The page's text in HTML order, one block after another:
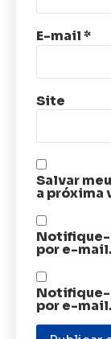
E-mail*
Site
Salvar
a próxima
Notifique-
por e-mail.
Notifique-
por e-mail.